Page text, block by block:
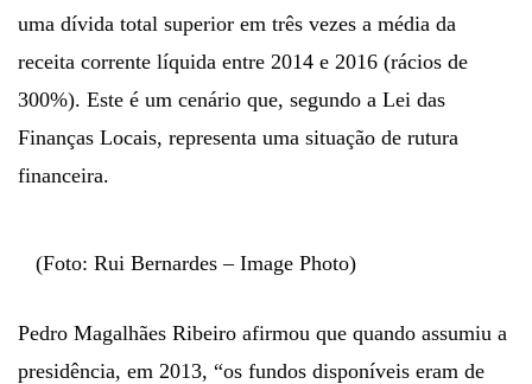
uma dívida total superior em três vezes a média da
receita corrente líquida entre 2014 e 2016 (rácios de
300%). Este é um cenário que, segundo a Lei das
Finanças Locais, representa uma situação de rutura
financeira.
(Foto: Rui Bernardes – Image Photo)
Pedro Magalhães Ribeiro afirmou que quando assumiu a
presidência, em 2013, “os fundos disponíveis eram de